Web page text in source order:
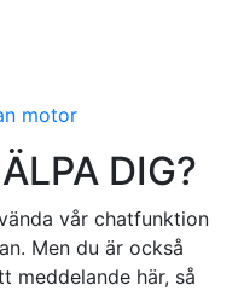
motor
DIG?
vår chatfunktion
Men du är också
meddelande här, så